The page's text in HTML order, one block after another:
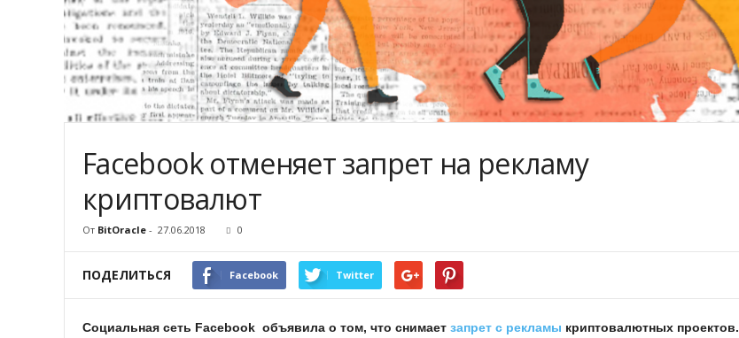
Facebook отменяет запрет на рекламу
криптовалют
От BitOracle - 27.06.2018 0
ПОДЕЛИТЬСЯ Facebook Twitter
Социальная сеть Facebook объявила о том, что снимает запрет с рекламы криптовалютных проектов.